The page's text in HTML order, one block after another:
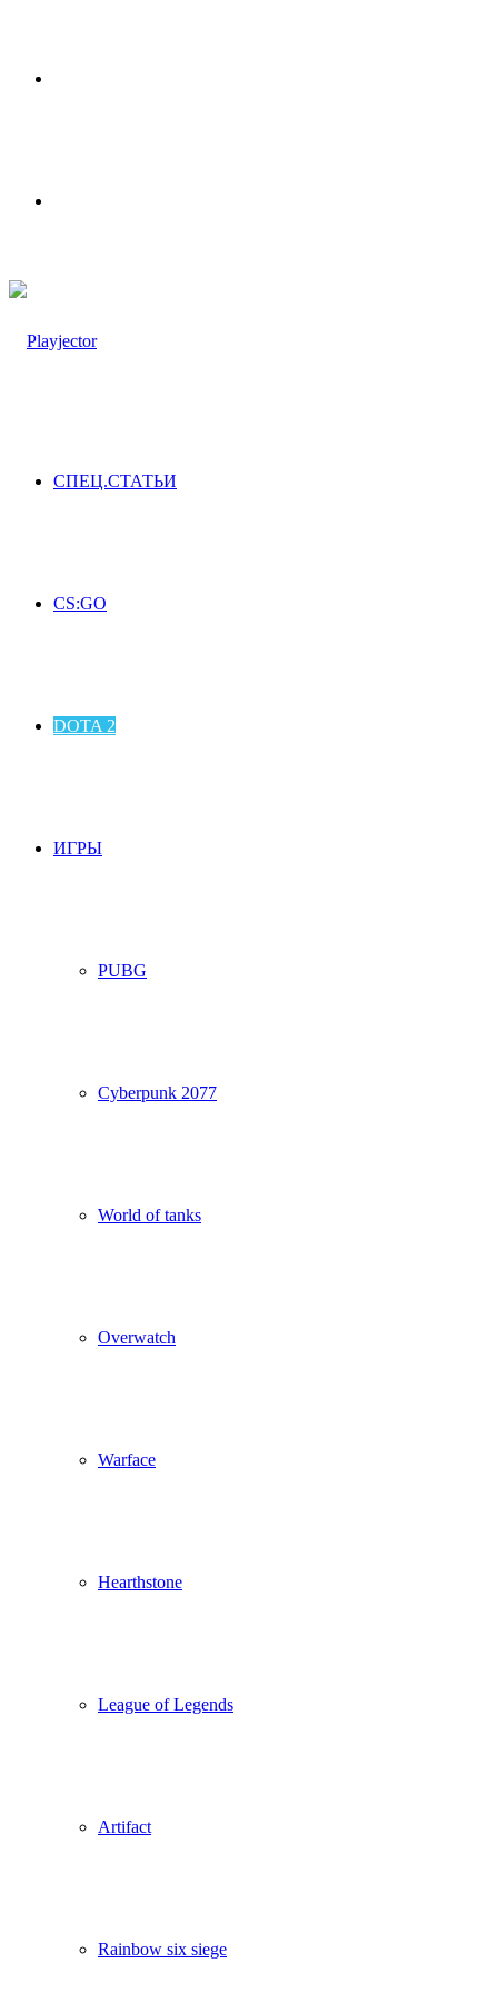
СПЕЦ.СТАТЬИ
CS:GO
DOTA 2
ИГРЫ
PUBG
Cyberpunk 2077
World of tanks
Overwatch
Warface
Hearthstone
League of Legends
Artifact
Rainbow six siege